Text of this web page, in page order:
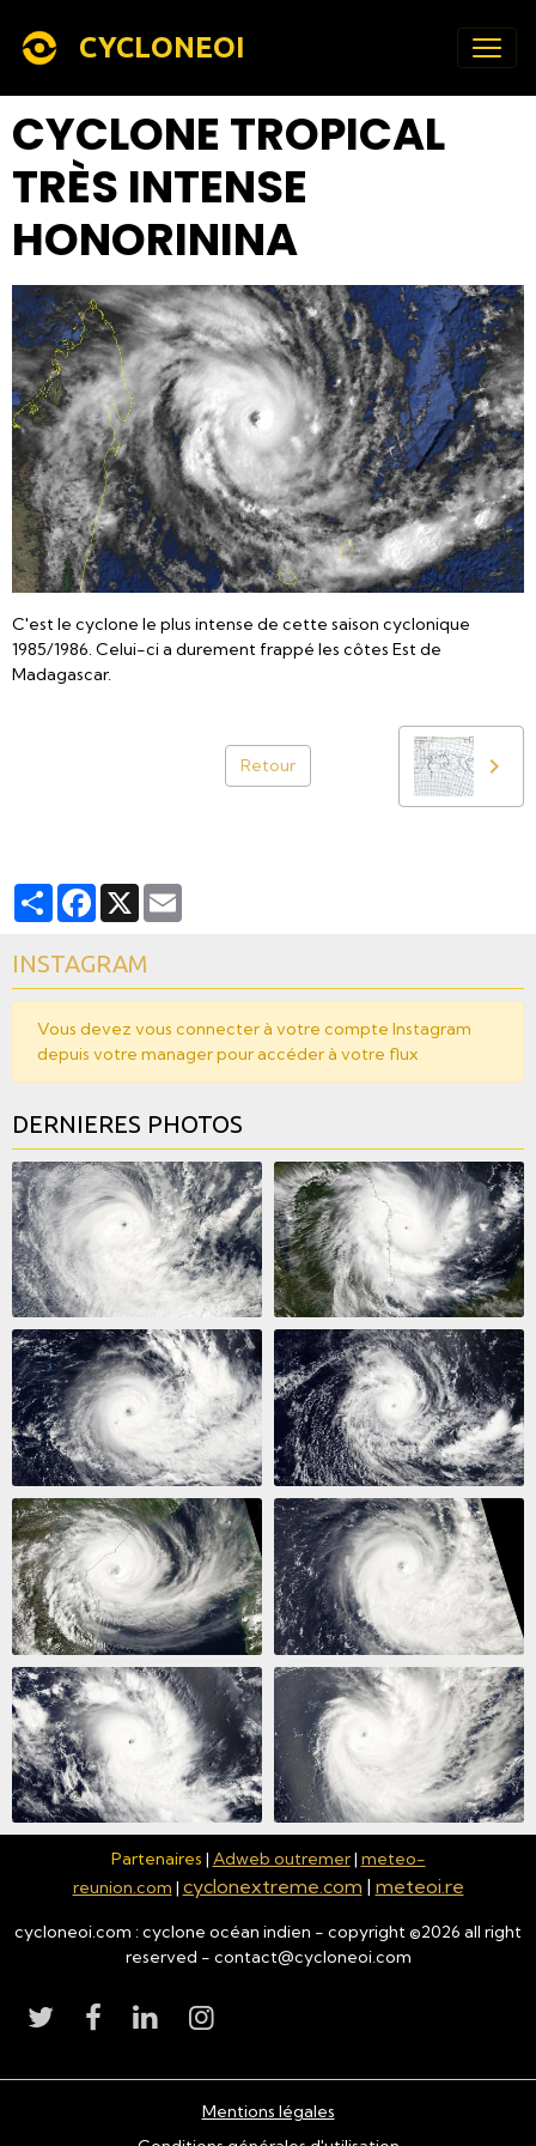
CYCLONEOI
CYCLONE TROPICAL
TRÈS INTENSE
HONORININA
C'est le cyclone le plus intense de cette saison cyclonique
1985/1986. Celui-ci a durement frappé les côtes Est de
Madagascar.
Retour
PartagerFacebook
X
INSTAGRAM
Vous devez vous connecter à votre compte Instagram
depuis votre manager pour accéder à votre flux
DERNIERES PHOTOS
Partenaires | Adweb outremer| meteo-
reunion.com | cyclonextreme.com | meteoi.re
cycloneoi.com : cyclone océan indien - copyright ©2026 all right
reserved - contact@cycloneoi.com
Mentions légales